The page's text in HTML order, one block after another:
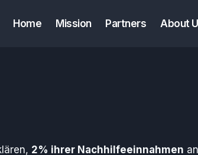
Home Mission Partners About
2% ihrer Nachhilfeeinnahmen